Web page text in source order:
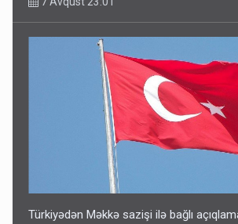
Türkiyədən Məkkə sazişi ilə bağlı